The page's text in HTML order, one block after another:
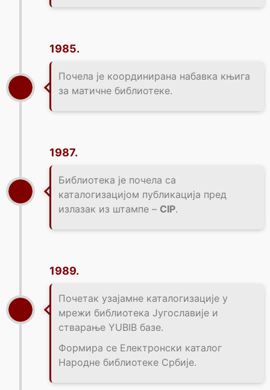
1985.
Почела је координирана набавка књига
за матичне библиотеке.
1987.
Библиотека је почела са
каталогизацијом публикација пред
излазак из штампе – CIP.
1989.
Почетак узајамне каталогизације у
мрежи библиотека Југославије и
стварање YUBIB базе.
Формира се Електронски каталог
Народне библиотеке Србије.